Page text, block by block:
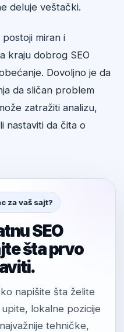
deluje veštački.
miran i
kraju dobrog SEO
Dovoljno je da
da sličan problem
zatražiti analizu,
nastaviti da čita o
za vaš sajt?
SEO
šta prvo
napišite šta želite
lokalne pozicije
tehničke,